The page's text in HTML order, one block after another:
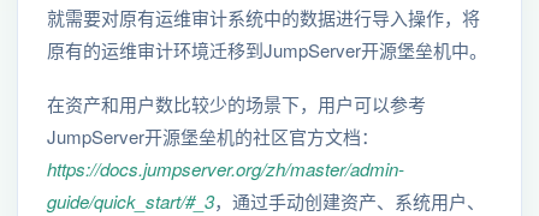
就需要对原有运维审计系统中的数据进行导入操作，将
原有的运维审计环境迁移到JumpServer开源堡垒机中。
在资产和用户数比较少的场景下，用户可以参考
JumpServer开源堡垒机的社区官方文档：
https://docs.jumpserver.org/zh/master/admin-
guide/quick_start/#_3，通过手动创建资产、系统用户、